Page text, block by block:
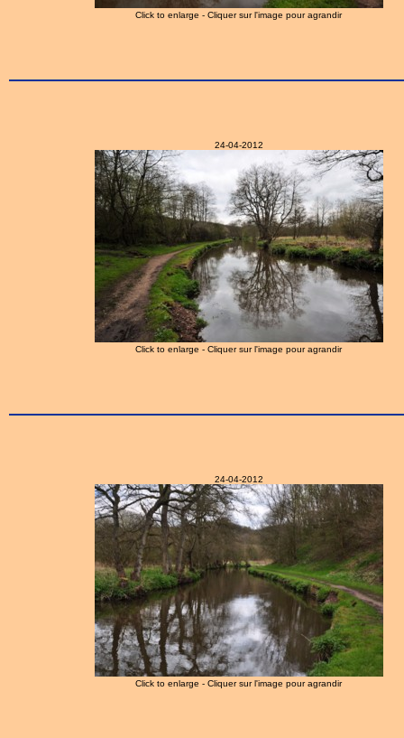
Click to enlarge - Cliquer sur l'image pour agrandir
24-04-2012
Click to enlarge - Cliquer sur l'image pour agrandir
24-04-2012
Click to enlarge - Cliquer sur l'image pour agrandir